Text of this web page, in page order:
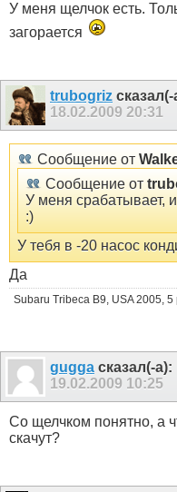
У меня щелчок есть.
загорается
trubogriz сказал(-
18.02.2009 20:31
Сообщение от
Сообщение от
У меня срабатывает,
:)
У тебя в -20 насос
Да
Subaru Tribeca B9, USA 2005, 5
gugga сказал(-а):
19.02.2009 10:25
Со щелчком понятно, а
скачут?